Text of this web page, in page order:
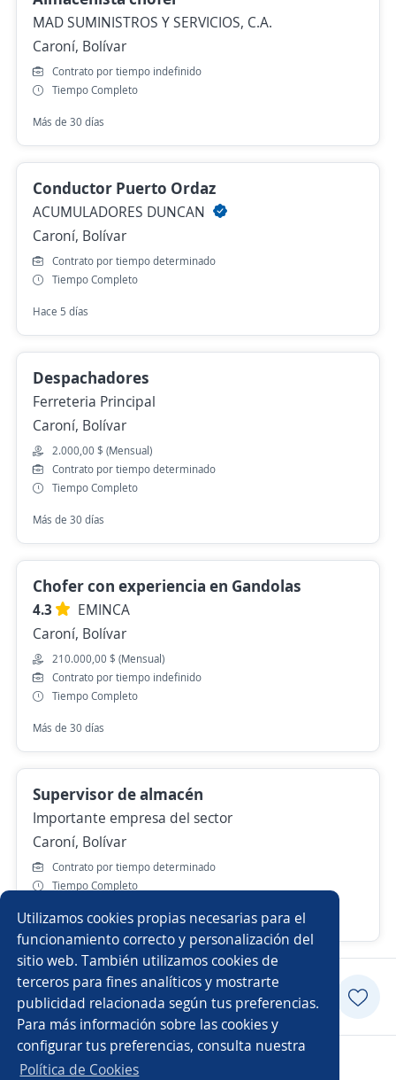
Utilizamos cookies propias necesarias para el
funcionamiento correcto y personalización del
sitio web. También utilizamos cookies de
terceros para fines analíticos y mostrarte
publicidad relacionada según tus preferencias.
Para más información sobre las cookies y
configurar tus preferencias, consulta nuestra
Política de Cookies
MAD SUMINISTROS Y SERVICIOS, C.A.
Caroní, Bolívar
Contrato por tiempo indefinido
Tiempo Completo
Más de 30 días
Conductor Puerto Ordaz
ACUMULADORES DUNCAN
Caroní, Bolívar
Contrato por tiempo determinado
Tiempo Completo
Hace 5 días
Despachadores
Ferreteria Principal
Caroní, Bolívar
2.000,00 $ (Mensual)
Contrato por tiempo determinado
Tiempo Completo
Más de 30 días
Chofer con experiencia en Gandolas
4.3
EMINCA
Caroní, Bolívar
210.000,00 $ (Mensual)
Contrato por tiempo indefinido
Tiempo Completo
Más de 30 días
Supervisor de almacén
Importante empresa del sector
Caroní, Bolívar
Contrato por tiempo determinado
Tiempo Completo
Hace 3 días
Postularme
Copyright 2014 - 2026 DGNET LTD.